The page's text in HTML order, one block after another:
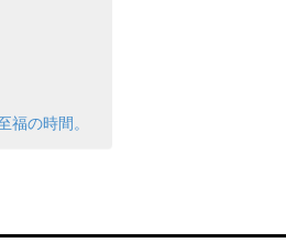
福の時間。